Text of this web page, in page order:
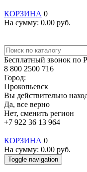
КОРЗИНА 0
На сумму: 0.00 руб.
Бесплатный звонок по
8 800 2500 716
Город:
Прокопьевск
Вы действительно
Да, все верно
Нет, сменить регион
+7 922 36 13 964
КОРЗИНА 0
На сумму: 0.00 руб.
Toggle navigation